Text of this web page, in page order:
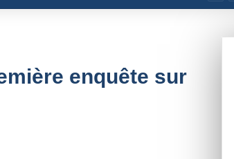
enquête sur